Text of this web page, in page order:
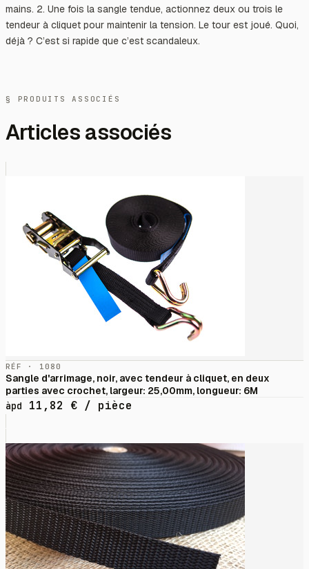
mains. 2. Une fois la sangle tendue, actionnez deux ou trois le
tendeur à cliquet pour maintenir la tension. Le tour est joué. Quoi,
déjà ? C’est si rapide que c’est scandaleux.
§ PRODUITS ASSOCIÉS
Articles associés
RÉF · 1080
Sangle d'arrimage, noir, avec tendeur à cliquet, en deux
parties avec crochet, largeur: 25,00mm, longueur: 6M
àpd
11,82 € / pièce